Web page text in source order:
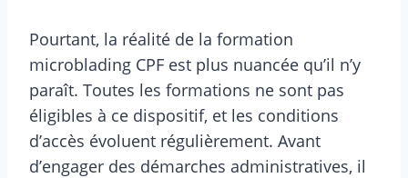
Pourtant, la réalité de la formation
microblading CPF est plus nuancée qu’il n’y
paraît. Toutes les formations ne sont pas
éligibles à ce dispositif, et les conditions
d’accès évoluent régulièrement. Avant
d’engager des démarches administratives, il